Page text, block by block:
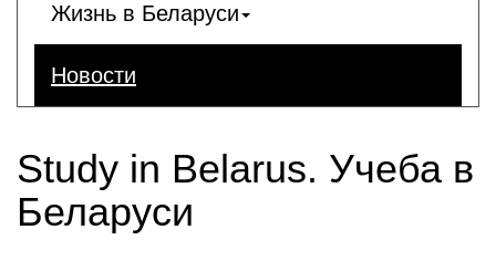
Жизнь в Беларуси
Новости
Study in Belarus. Учеба в
Беларуси